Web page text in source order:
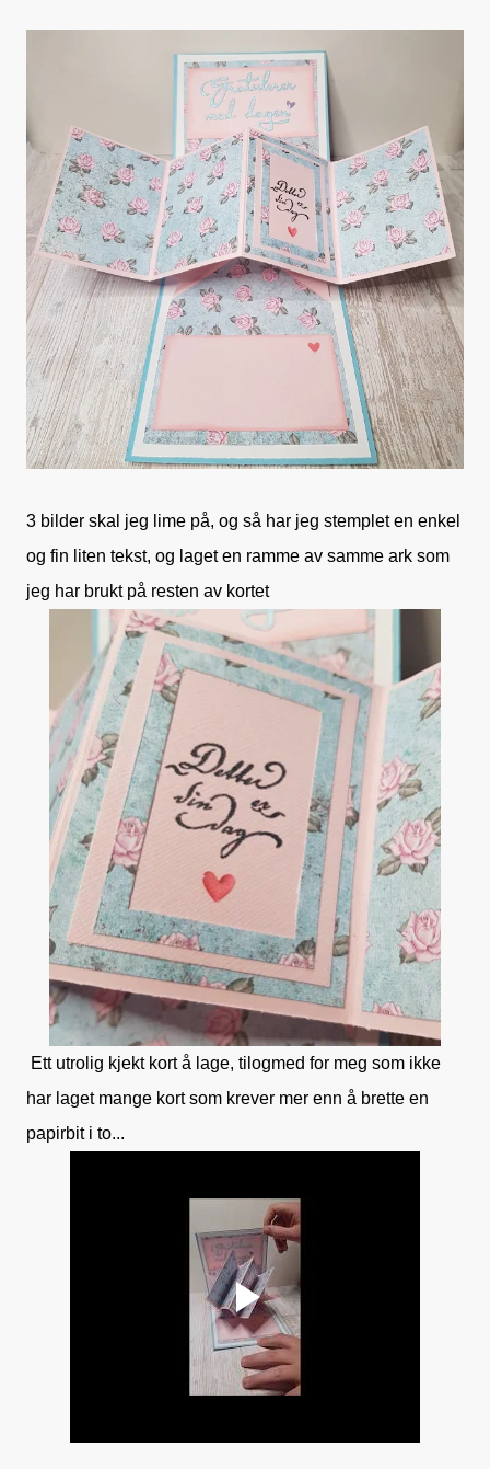
3 bilder skal jeg lime på, og så har jeg stemplet en enkel
og fin liten tekst, og laget en ramme av samme ark som
jeg har brukt på resten av kortet
Ett utrolig kjekt kort å lage, tilogmed for meg som ikke
har laget mange kort som krever mer enn å brette en
papirbit i to...